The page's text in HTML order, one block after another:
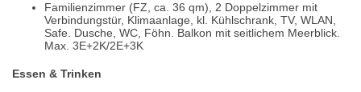
Familienzimmer (FZ, ca. 36 qm), 2 Doppelzimmer mit
Verbindungstür, Klimaanlage, kl. Kühlschrank, TV, WLAN,
Safe. Dusche, WC, Föhn. Balkon mit seitlichem Meerblick.
Max. 3E+2K/2E+3K
Essen & Trinken